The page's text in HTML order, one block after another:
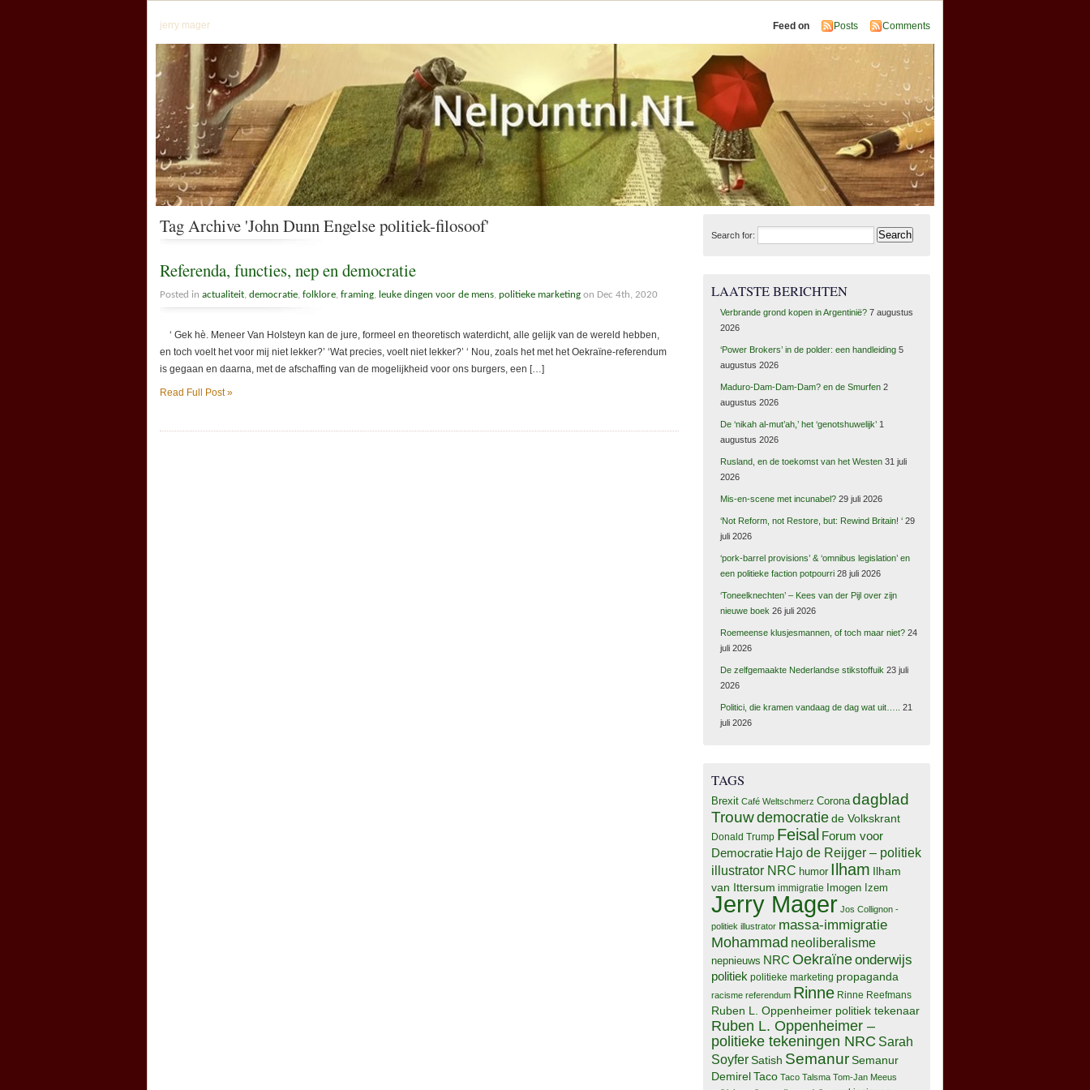
jerry mager Feed on Posts Comments
Tag Archive 'John Dunn Engelse politiek-filosoof'
Referenda, functies, nep en democratie
Posted in actualiteit democratie folklore framing leuke dingen voor de mens politieke marketing on Dec 4th, 2020
‘ Gek hè. Meneer Van Holsteyn kan de jure, formeel en theoretisch waterdicht, alle gelijk van de wereld hebben,
en toch voelt het voor mij niet lekker?’ ‘Wat precies, voelt niet lekker?’ ‘ Nou, zoals het met het Oekraïne-referendum
is gegaan en daarna, met de afschaffing van de mogelijkheid voor ons burgers, een […]
Read Full Post »
Search for:
LAATSTE BERICHTEN
Verbrande grond kopen in Argentinië? 7 augustus
2026
‘Power Brokers’ in de polder: een handleiding 5
augustus 2026
Maduro-Dam-Dam-Dam? en de Smurfen 2
augustus 2026
De ‘nikah al-mut’ah,’ het ‘genotshuwelijk’ 1
augustus 2026
Rusland, en de toekomst van het Westen 31 juli
2026
Mis-en-scene met incunabel? 29 juli 2026
‘Not Reform, not Restore, but: Rewind Britain! ‘ 29
juli 2026
‘pork-barrel provisions’ & ‘omnibus legislation’ en
een politieke faction potpourri 28 juli 2026
‘Toneelknechten’ – Kees van der Pijl over zijn
nieuwe boek 26 juli 2026
Roemeense klusjesmannen, of toch maar niet? 24
juli 2026
De zelfgemaakte Nederlandse stikstoffuik 23 juli
2026
Politici, die kramen vandaag de dag wat uit…..
21
juli 2026
TAGS
Brexit Café Weltschmerz Corona dagblad
Trouwdemocratiede Volkskrant
Donald Trump Feisal Forum voor
Democratie Hajo de Reijger – politiek
illustrator NRC humor Ilham Ilham
van Ittersum immigratie Imogen Izem
Jerry Mager Jos Collignon -
politiek illustrator massa-immigratie
Mohammad neoliberalisme
nepnieuws NRC Oekraïneonderwijs
politiek politieke marketing propaganda
racisme referendum Rinne Rinne Reefmans
Ruben L. Oppenheimer politiek tekenaar
Ruben L. Oppenheimer –
politieke tekeningen NRC Sarah
Soyfer Satish SemanurSemanur
DemirelTaco Taco Talsma Tom-Jan Meeus